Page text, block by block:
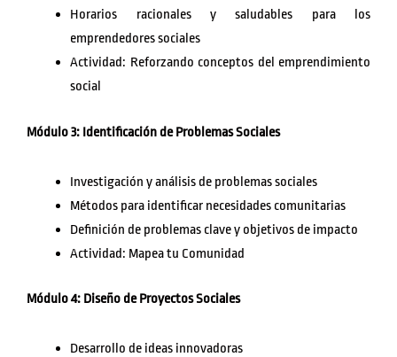
Horarios racionales y saludables para los
emprendedores sociales
Actividad: Reforzando conceptos del emprendimiento
social
Módulo 3: Identificación de Problemas Sociales
Investigación y análisis de problemas sociales
Métodos para identificar necesidades comunitarias
Definición de problemas clave y objetivos de impacto
Actividad: Mapea tu Comunidad
Módulo 4: Diseño de Proyectos Sociales
Desarrollo de ideas innovadoras